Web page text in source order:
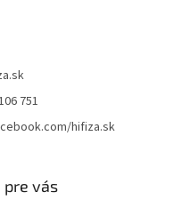
751
hifiza.sk
vás